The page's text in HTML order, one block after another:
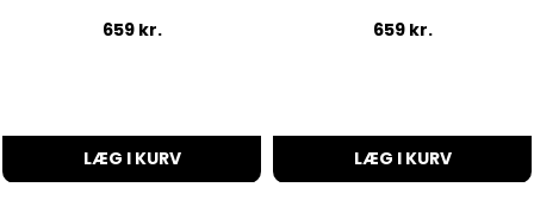
659 kr.
LÆG I KURV
659 kr.
LÆG I KURV